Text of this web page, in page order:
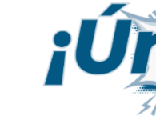
y las